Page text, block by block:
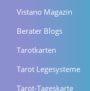
Vistano Magazin
Berater Blogs
Tarotkarten
Tarot Legesysteme
Tarot-Tageskarte